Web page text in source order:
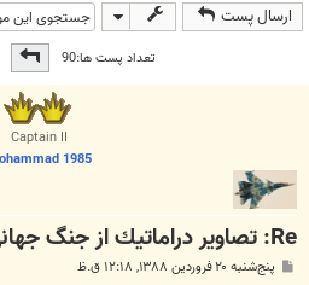
ارسال پست
تعداد پست ها:90صفحه از8
Captain II
1985
Re: تصاوير دراماتيك از جنگ جهاني دوم
پ پنج‌شنبه ۲۰ فروردین ۱۳۸۸, ۱۲:۱۸ ق.ظ